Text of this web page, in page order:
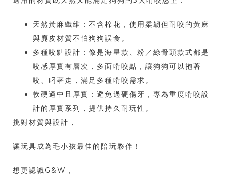
天然黃麻纖維：不含棉花，使用柔韌但耐咬的黃麻
與麂皮材質不怕狗狗誤食。
多種咬點設計：像是海星款、粉／綠骨頭款式都是
咬感厚實有層次，多面啃咬點，讓狗狗可以抱著
咬、叼著走，滿足多種啃咬需求。
軟硬適中且厚實：避免過硬傷牙，專為重度啃咬設
計的厚實系列，提供持久耐玩性。
挑對材質與設計，
讓玩具成為毛小孩最佳的陪玩夥伴！
想更認識G&W，